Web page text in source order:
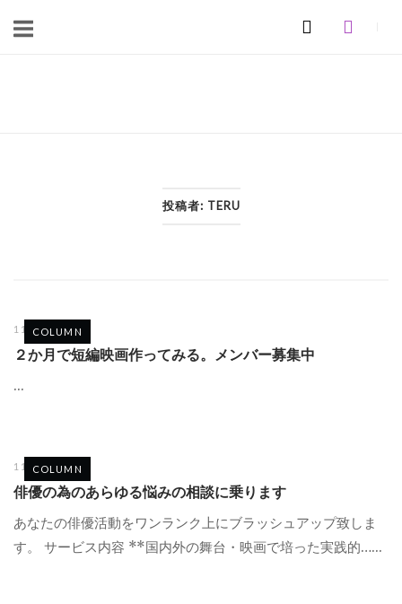
投稿者: TERU
COLUMN
11月 14, 2025
２か月で短編映画作ってみる。メンバー募集中
...
COLUMN
11月 11, 2025
俳優の為のあらゆる悩みの相談に乗ります
あなたの俳優活動をワンランク上にブラッシュアップ致しま
す。 サービス内容 **国内外の舞台・映画で培った実践的…...